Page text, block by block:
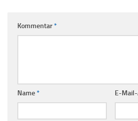
Kommentar*
Name* E-